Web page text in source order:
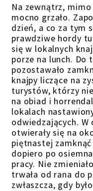
Na zewnątrz,
mocno grzało.
dzień, a co za tym
prawdziwe hordy
się w lokalnych
porze na lunch. Do
pozostawało
knajpy liczące na
turystów, którzy
na obiad i
lokalach
odwiedzających. W
otwierały się na
piętnastej
dopiero po
pracy. Nie zmieniało
trwała od rana do
zwłaszcza, gdy